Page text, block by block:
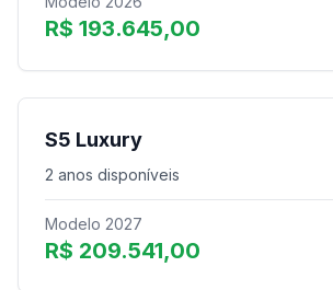
R$ 193.645,00
S5 Luxury
2 anos disponíveis
Modelo 2027
R$ 209.541,00